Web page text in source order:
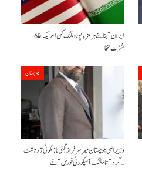
ایران آبنائے ہرمز ءِ پورو ملنگ کن امریکہ غا 6
شڑت تخا
بلوچستان
وزیراعلیٰ بلوچستان میر سرفراز بگٹی نا ہنگو ٹی 7 دہشت
گرد آتا خلنگ آ سیکورٹی فورس آتے…